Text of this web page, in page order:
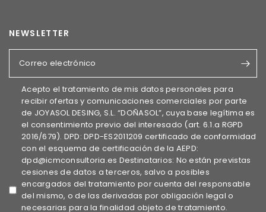
NEWSLETTER
Correo electrónico
Acepto el tratamiento de mis datos personales para
recibir ofertas y comunicaciones comerciales por parte
de JOYASOL DESING, S.L. “DOÑASOL”, cuya base legítima es
el consentimiento previo del interesado (art. 6.1.a RGPD
2016/679). DPD: DPD-ES2011209 certificado de conformidad
con el esquema de certificación de la AEPD:
dpd@icmconsultoria.es Destinatarios: No están previstas
cesiones de datos a terceros, salvo a posibles
encargados del tratamiento por cuenta del responsable
del mismo, o de las derivadas por obligación legal o
necesarias para la finalidad objeto de tratamiento.